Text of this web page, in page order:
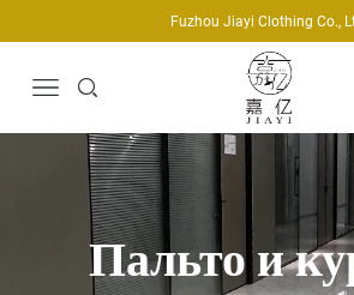
Fuzhou Jiayi Clothing Co.,
Пальто и